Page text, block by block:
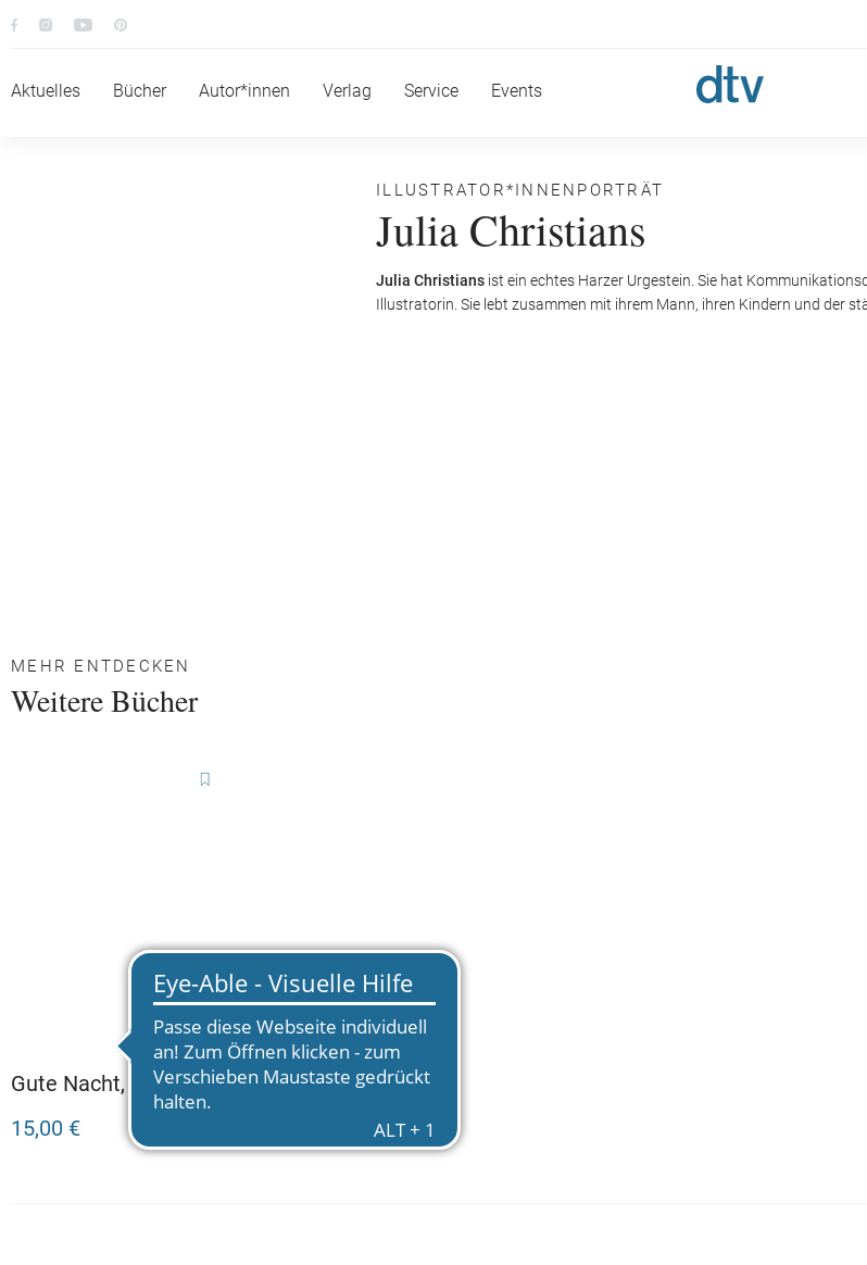
Aktuelles Bücher Autor*innen Verlag Service Events
ILLUSTRATOR*INNENPORTRÄT
Julia Christians
Julia Christians ist ein echtes Harzer Urgestein. Sie hat
Illustratorin. Sie lebt zusammen mit ihrem Mann, ihren Kindern und der
MEHR ENTDECKEN
Weitere Bücher
Gute Nacht, Opa Schlau
Flunkergeschichten
zum Vorlesen und
15,00 €